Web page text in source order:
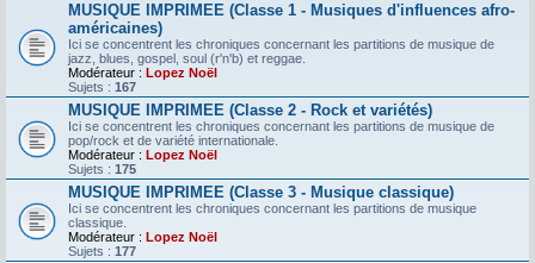
MUSIQUE IMPRIMEE (Classe 1 - Musiques d'influences afro-
américaines)
Ici se concentrent les chroniques concernant les partitions de musique de
jazz, blues, gospel, soul (r'n'b) et reggae.
Modérateur : Lopez Noël
Sujets : 167
MUSIQUE IMPRIMEE (Classe 2 - Rock et variétés)
Ici se concentrent les chroniques concernant les partitions de musique de
pop/rock et de variété internationale.
Modérateur : Lopez Noël
Sujets : 175
MUSIQUE IMPRIMEE (Classe 3 - Musique classique)
Ici se concentrent les chroniques concernant les partitions de musique
classique.
Modérateur : Lopez Noël
Sujets : 177